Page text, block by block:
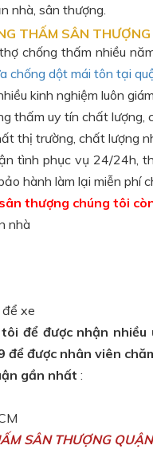
nhà, sân thượng.
THẤM SÂN
chống thấm nhiều
chống dột mái tôn tại
kinh nghiệm luôn
thấm uy tín chất lượng,
thị trường, chất lượng
tình phục vụ 24/24h,
hành làm lại miễn phí
thượng chúng tôi
nhà
để xe
để được nhận
được nhân viên
gần nhất :
SÂN THƯỢNG